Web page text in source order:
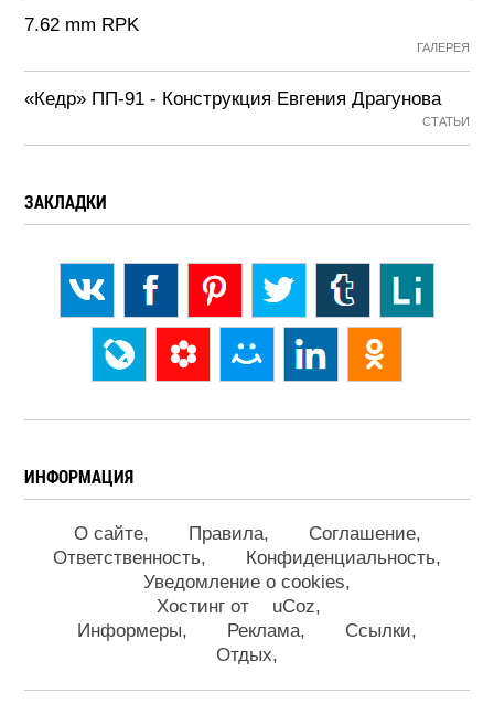
7.62 mm RPK
ГАЛЕРЕЯ
«Кедр» ПП-91 - Конструкция Евгения Драгунова
СТАТЬИ
ЗАКЛАДКИ
ИНФОРМАЦИЯ
О сайте Правила
Соглашение
Ответственность
Конфиденциальность
Уведомление о cookies
Хостинг от
uCoz
Информеры
Реклама
Ссылки
Отдых